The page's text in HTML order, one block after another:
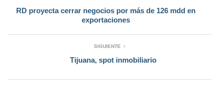
RD proyecta cerrar negocios por más de 126 mdd en
exportaciones
SIGUIENTE
Tijuana, spot inmobiliario